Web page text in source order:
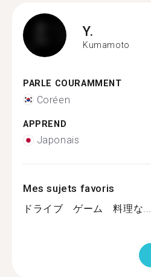
Y.
Kumamoto
PARLE COURAMMENT
Coréen
APPREND
Japonais
Mes sujets favoris
ドライブ ゲーム 料理な...